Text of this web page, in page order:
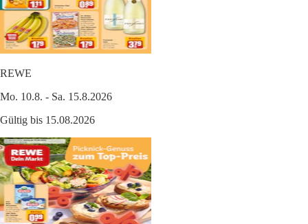
REWE
Mo. 10.8. - Sa. 15.8.2026
Gültig bis 15.08.2026